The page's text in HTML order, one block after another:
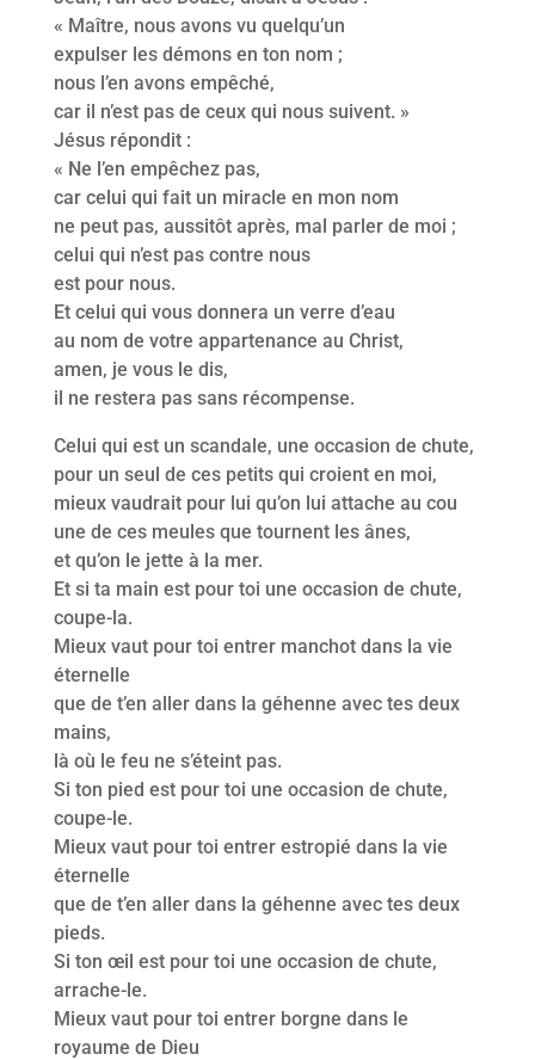
« Maître, nous avons vu quelqu’un
expulser les démons en ton nom ;
nous l’en avons empêché,
car il n’est pas de ceux qui nous suivent. »
Jésus répondit :
« Ne l’en empêchez pas,
car celui qui fait un miracle en mon nom
ne peut pas, aussitôt après, mal parler de moi ;
celui qui n’est pas contre nous
est pour nous.
Et celui qui vous donnera un verre d’eau
au nom de votre appartenance au Christ,
amen, je vous le dis,
il ne restera pas sans récompense.
Celui qui est un scandale, une occasion de chute,
pour un seul de ces petits qui croient en moi,
mieux vaudrait pour lui qu’on lui attache au cou
une de ces meules que tournent les ânes,
et qu’on le jette à la mer.
Et si ta main est pour toi une occasion de chute,
coupe-la.
Mieux vaut pour toi entrer manchot dans la vie
éternelle
que de t’en aller dans la géhenne avec tes deux
mains,
là où le feu ne s’éteint pas.
Si ton pied est pour toi une occasion de chute,
coupe-le.
Mieux vaut pour toi entrer estropié dans la vie
éternelle
que de t’en aller dans la géhenne avec tes deux
pieds.
Si ton œil est pour toi une occasion de chute,
arrache-le.
Mieux vaut pour toi entrer borgne dans le
royaume de Dieu